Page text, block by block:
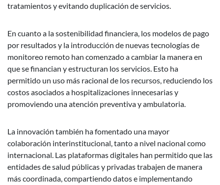
tratamientos y evitando duplicación de servicios.
En cuanto a la sostenibilidad financiera, los modelos de pago
por resultados y la introducción de nuevas tecnologías de
monitoreo remoto han comenzado a cambiar la manera en
que se financian y estructuran los servicios. Esto ha
permitido un uso más racional de los recursos, reduciendo los
costos asociados a hospitalizaciones innecesarias y
promoviendo una atención preventiva y ambulatoria.
La innovación también ha fomentado una mayor
colaboración interinstitucional, tanto a nivel nacional como
internacional. Las plataformas digitales han permitido que las
entidades de salud públicas y privadas trabajen de manera
más coordinada, compartiendo datos e implementando